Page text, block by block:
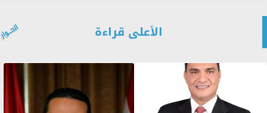
الأعلى قراءة